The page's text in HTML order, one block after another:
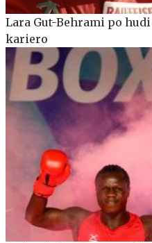
Lara Gut-Behrami po
kariero